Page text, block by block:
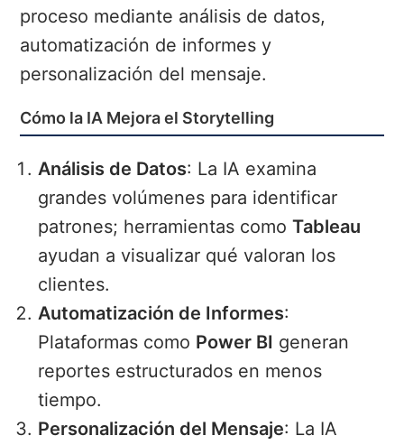
proceso mediante análisis de datos,
automatización de informes y
personalización del mensaje.
Cómo la IA Mejora el Storytelling
Análisis de Datos: La IA examina
grandes volúmenes para identificar
patrones; herramientas comoTableau
ayudan a visualizar qué valoran los
clientes.
Automatización de Informes:
Plataformas como Power BI generan
reportes estructurados en menos
tiempo.
Personalización del Mensaje: La IA